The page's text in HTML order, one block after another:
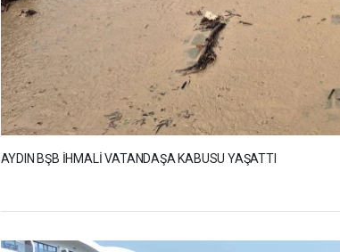
AYDIN BŞB İHMALİ VATANDAŞA KABUSU YAŞATTI